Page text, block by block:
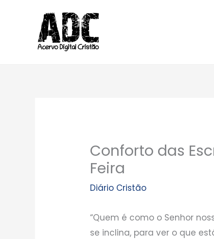
conteúdo
Conforto das
Feira
Diário Cristão
“Quem é como o Senhor
se inclina, para ver o que